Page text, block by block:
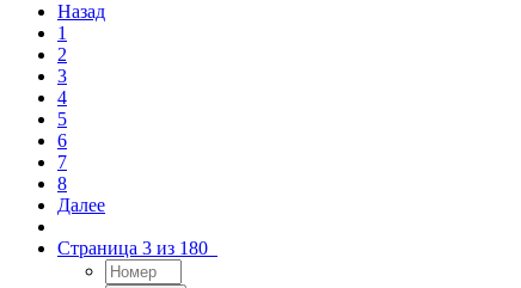
Назад
1
2
3
4
5
6
7
8
Далее
Страница 3 из 180